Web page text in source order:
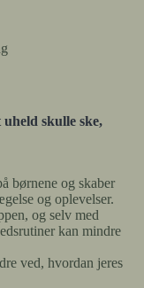
skulle ske,
børnene og skaber
og oplevelser.
og selv med
kan mindre
ved, hvordan jeres